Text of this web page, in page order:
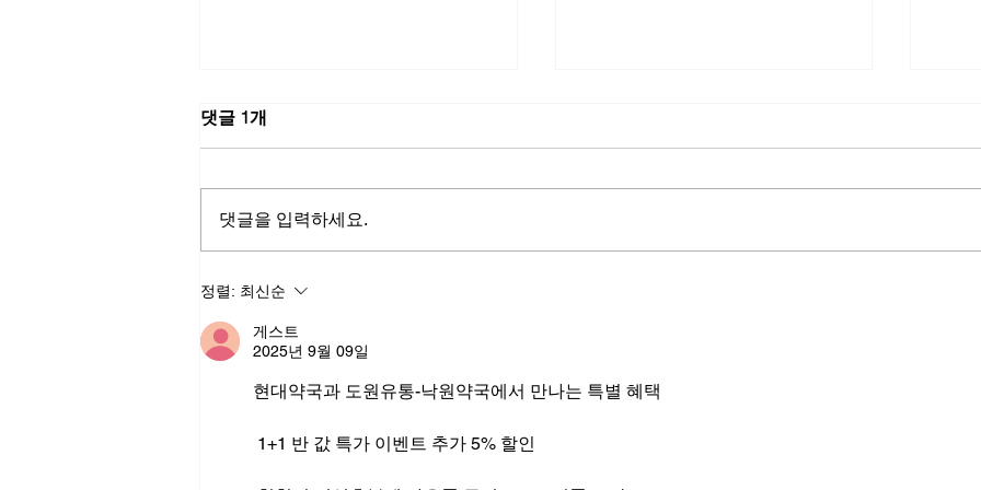
비아그라정품종류 - 자신감의
직
댓글 1개
댓글을 입력하세요.
정렬: 최신순
게스트
2025년 9월 09일
현대약국과 도원유통-낙원약국에서 만나는 특별 혜택
1+1 반 값 특가 이벤트 추가 5% 할인